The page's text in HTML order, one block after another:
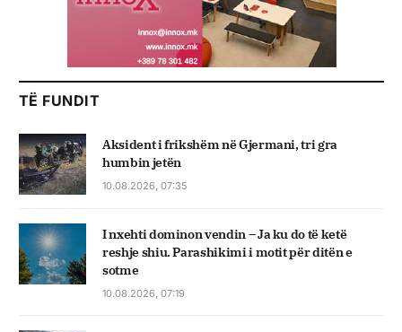
TË FUNDIT
Aksident i frikshëm në Gjermani, tri gra
humbin jetën
10.08.2026, 07:35
I nxehti dominon vendin – Ja ku do të ketë
reshje shiu. Parashikimi i motit për ditën e
sotme
10.08.2026, 07:19